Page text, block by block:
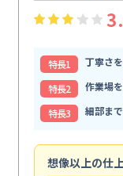
特⻑1
丁寧さ
特⻑2
作業場
特⻑3
細部ま
想像以上の仕